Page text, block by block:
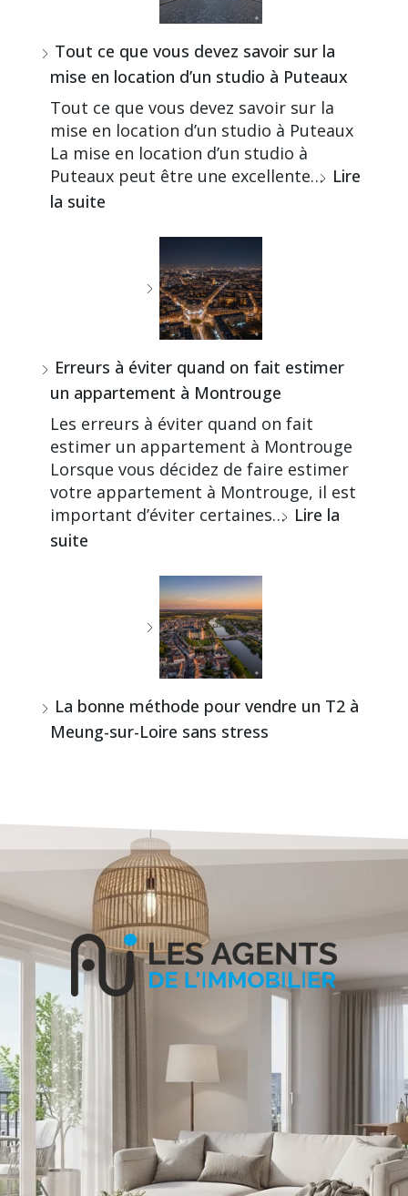
Tout ce que vous devez savoir sur la
mise en location d’un studio à Puteaux
Tout ce que vous devez savoir sur la
mise en location d’un studio à Puteaux
La mise en location d’un studio à
Puteaux peut être une excellente… Lire
la suite
Erreurs à éviter quand on fait estimer
un appartement à Montrouge
Les erreurs à éviter quand on fait
estimer un appartement à Montrouge
Lorsque vous décidez de faire estimer
votre appartement à Montrouge, il est
important d’éviter certaines… Lire la
suite
La bonne méthode pour vendre un T2 à
Meung-sur-Loire sans stress